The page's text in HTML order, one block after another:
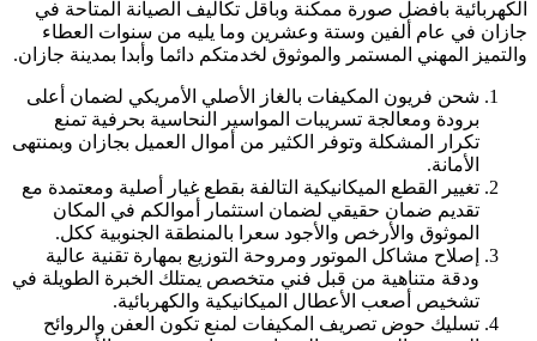
الكهربائية بأفضل صورة ممكنة وبأقل تكاليف الصيانة المتاحة في
جازان في عام ألفين وستة وعشرين وما يليه من سنوات العطاء
والتميز المهني المستمر والموثوق لخدمتكم دائما وأبدا بمدينة جازان.
شحن فريون المكيفات بالغاز الأصلي الأمريكي لضمان أعلى
برودة ومعالجة تسريبات المواسير النحاسية بحرفية تمنع
تكرار المشكلة وتوفر الكثير من أموال العميل بجازان وبمنتهى
الأمانة.
تغيير القطع الميكانيكية التالفة بقطع غيار أصلية ومعتمدة مع
تقديم ضمان حقيقي لضمان استثمار أموالكم في المكان
الموثوق والأرخص والأجود سعرا بالمنطقة الجنوبية ككل.
إصلاح مشاكل الموتور ومروحة التوزيع بمهارة تقنية عالية
ودقة متناهية من قبل فني متخصص يمتلك الخبرة الطويلة في
تشخيص أصعب الأعطال الميكانيكية والكهربائية.
تسليك حوض تصريف المكيفات لمنع تكون العفن والروائح